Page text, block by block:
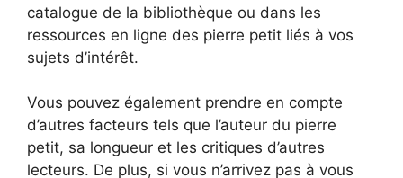
catalogue de la bibliothèque ou dans les
ressources en ligne des pierre petit liés à vos
sujets d’intérêt.
Vous pouvez également prendre en compte
d’autres facteurs tels que l’auteur du pierre
petit, sa longueur et les critiques d’autres
lecteurs. De plus, si vous n’arrivez pas à vous